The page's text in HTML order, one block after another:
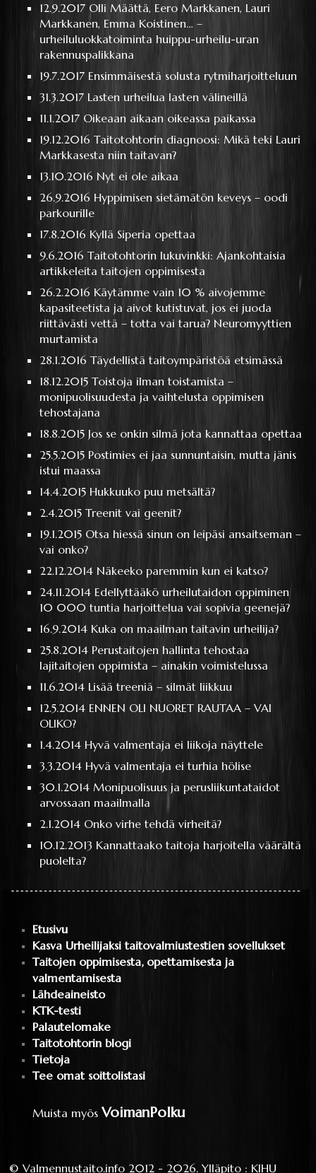
12.9.2017 Olli Määttä, Eero Markkanen, Lauri
Markkanen, Emma Koistinen… –
urheiluluokkatoiminta huippu-urheilu-uran
rakennuspalikkana
19.7.2017Ensimmäisestä solusta rytmiharjoitteluun
31.3.2017Lasten urheilua lasten välineillä
11.1.2017 Oikeaan aikaan oikeassa paikassa
19.12.2016Taitotohtorin diagnoosi: Mikä teki Lauri
Markkasesta niin taitavan?
13.10.2016Nyt ei ole aikaa
26.9.2016Hyppimisen sietämätön keveys – oodi
parkourille
17.8.2016Kyllä Siperia opettaa
9.6.2016Taitotohtorin lukuvinkki: Ajankohtaisia
artikkeleita taitojen oppimisesta
26.2.2016Käytämme vain 10 % aivojemme
kapasiteetista ja aivot kutistuvat, jos ei juoda
riittävästi vettä – totta vai tarua? Neuromyyttien
murtamista
28.1.2016Täydellistä taitoympäristöä etsimässä
18.12.2015Toistoja ilman toistamista –
monipuolisuudesta ja vaihtelusta oppimisen
tehostajana
18.8.2015 Jos se onkin silmä jota kannattaa opettaa
25.5.2015Postimies ei jaa sunnuntaisin, mutta jänis
istui maassa
14.4.2015Hukkuuko puu metsältä?
2.4.2015Treenit vai geenit?
19.1.2015 Otsa hiessä sinun on leipäsi ansaitseman –
vai onko?
22.12.2014Näkeeko paremmin kun ei katso?
24.11.2014 Edellyttääkö urheilutaidon oppiminen
10 000 tuntia harjoittelua vai sopivia geenejä?
16.9.2014 Kuka on maailman taitavin urheilija?
25.8.2014Perustaitojen hallinta tehostaa
lajitaitojen oppimista – ainakin voimistelussa
11.6.2014Lisää treeniä – silmät liikkuu
12.5.2014 ENNEN OLI NUORET RAUTAA – VAI
OLIKO?
1.4.2014Hyvä valmentaja ei liikoja näyttele
3.3.2014Hyvä valmentaja ei turhia hölise
30.1.2014Monipuolisuus ja perusliikuntataidot
arvossaan maailmalla
2.1.2014 Onko virhe tehdä virheitä?
10.12.2013Kannattaako taitoja harjoitella väärältä
puolelta?
Etusivu
Kasva Urheilijaksi taitovalmiustestien sovellukset
Taitojen oppimisesta, opettamisesta ja
valmentamisesta
Lähdeaineisto
KTK-testi
Palautelomake
Taitotohtorin blogi
Tietoja
Tee omat soittolistasi
Muista myös VoimanPolku
© Valmennustaito.info2012 - 2026.Ylläpito: KIHU